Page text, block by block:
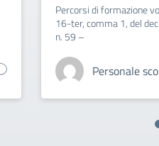
Percorsi di formazione
16-ter, comma 1, del
n. 59 –
Personale